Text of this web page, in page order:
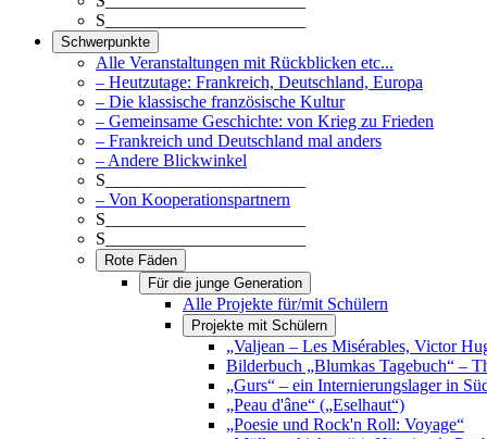
S_______________________
Schwerpunkte
Alle Veranstaltungen mit Rückblicken etc...
– Heutzutage: Frankreich, Deutschland, Europa
– Die klassische französische Kultur
– Gemeinsame Geschichte: von Krieg zu Frieden
– Frankreich und Deutschland mal anders
– Andere Blickwinkel
S_______________________
– Von Kooperationspartnern
S_______________________
S_______________________
Rote Fäden
Für die junge Generation
Alle Projekte für/mit Schülern
Projekte mit Schülern
„Valjean – Les Misérables, Victor
Bilderbuch „Blumkas Tagebuch“ –
„Gurs“ – ein Internierungslager in
„Peau d'âne“ („Eselhaut“)
„Poesie und Rock'n Roll: Voyage“